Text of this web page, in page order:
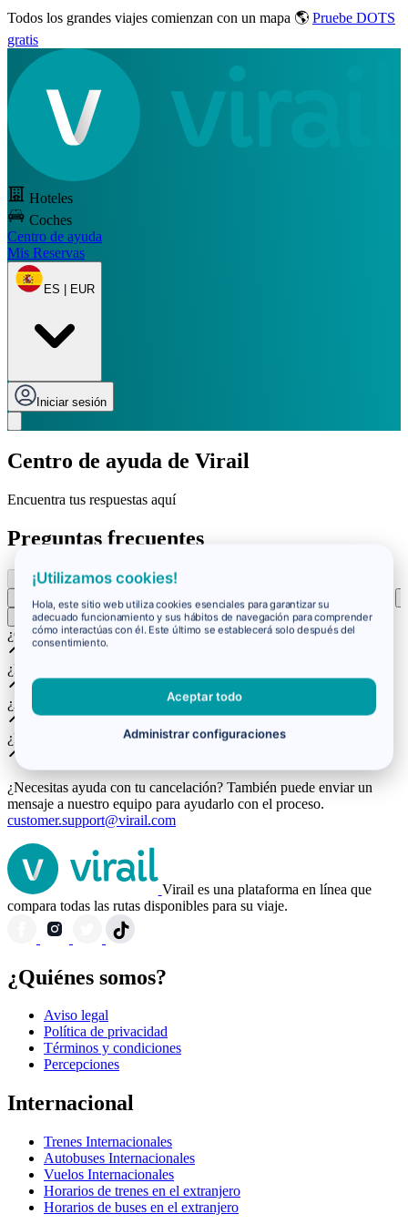
Todos los grandes viajes comienzan con un mapa 🌎 Pruebe DOTS
gratis
Hoteles
Coches
Centro de ayuda
Mis Reservas
ES | EUR
Iniciar sesión
Centro de ayuda de Virail
Encuentra tus respuestas aquí
Preguntas frecuentes
Reserva Problemas con los viajes Reembolsos y cambios
¿Cómo recibo mi billete?
¿No recibí mi boleto?
¿A quién debo contactar sobre mi reserva?
¿Por qué ha cambiado el precio?
¿Necesitas ayuda con tu cancelación? También puede enviar un
mensaje a nuestro equipo para ayudarlo con el proceso.
customer.support@virail.com
Virail es una plataforma en línea que
compara todas las rutas disponibles para su viaje.
¿Quiénes somos?
Aviso legal
Política de privacidad
Términos y condiciones
Percepciones
Internacional
Trenes Internacionales
Autobuses Internacionales
Vuelos Internacionales
Horarios de trenes en el extranjero
Horarios de buses en el extranjero
¡Utilizamos cookies!
Hola, este sitio web utiliza cookies esenciales para garantizar su
adecuado funcionamiento y sus hábitos de navegación para comprender
cómo interactúas con él. Este último se establecerá solo después del
consentimiento.
Aceptar todo
Administrar configuraciones